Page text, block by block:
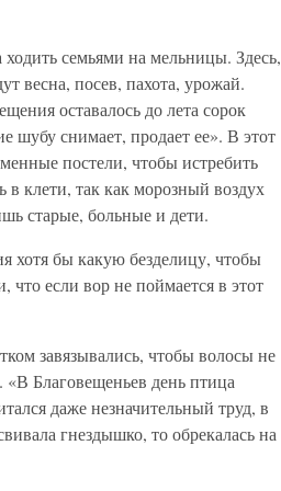
семьями на мельницы. Здесь,
весна, посев, пахота, урожай.
оставалось до лета сорок
шубу снимает, продает ее». В этот
постели, чтобы истребить
в клети, так как морозный воздух
старые, больные и дети.
хотя бы какую безделицу, чтобы
что если вор не поймается в этот
завязывались, чтобы волосы не
«В Благовещеньев день птица
даже незначительный труд, в
гнездышко, то обрекалась на